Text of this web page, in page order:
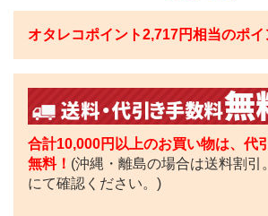
オタレコポイント2,717円相当のポ
合計10,000円以上のお買い物は、代
無料！ (沖縄・離島の場合は送料割引
にて確認ください。)